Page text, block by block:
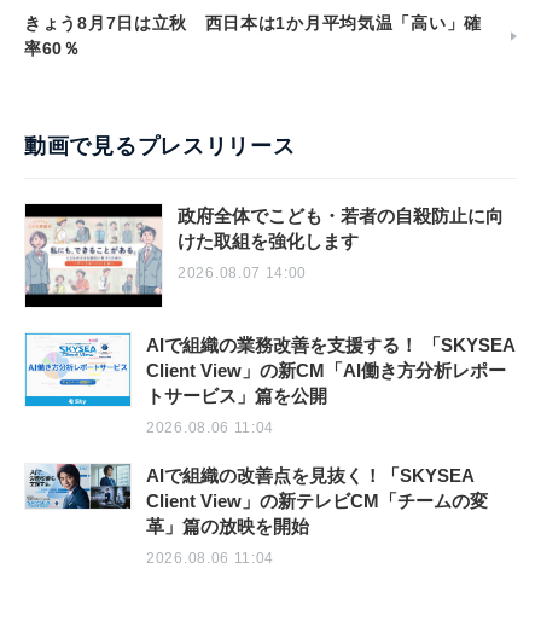
きょう8月7日は立秋 西日本は1か月平均気温「高い」確
率60％
動画で見るプレスリリース
政府全体でこども・若者の自殺防止に向
けた取組を強化します
2026.08.07 14:00
AIで組織の業務改善を支援する！ 「SKYSEA
Client View」の新CM「AI働き方分析レポー
トサービス」篇を公開
2026.08.06 11:04
AIで組織の改善点を見抜く！「SKYSEA
Client View」の新テレビCM「チームの変
革」篇の放映を開始
2026.08.06 11:04